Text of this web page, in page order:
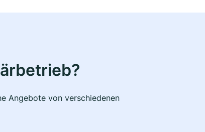
Angebote von verschiedenen